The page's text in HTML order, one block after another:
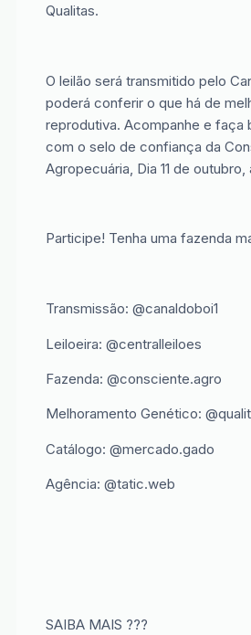
Qualitas.
O leilão será transmitido pelo
poderá conferir o que há de
reprodutiva. Acompanhe e faça
com o selo de confiança da
Agropecuária, Dia 11 de outubro,
Participe! Tenha uma fazenda
Transmissão: @canaldoboi1
Leiloeira: @centralleiloes
Fazenda: @consciente.agro
Melhoramento Genético:
Catálogo: @mercado.gado
Agência: @tatic.web
SAIBA MAIS ???